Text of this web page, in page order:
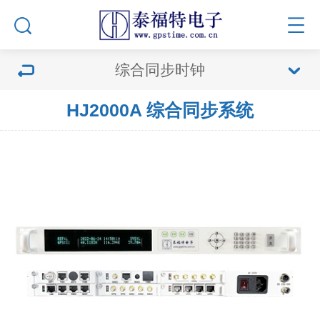
综合同步时钟
HJ2000A 综合同步系统